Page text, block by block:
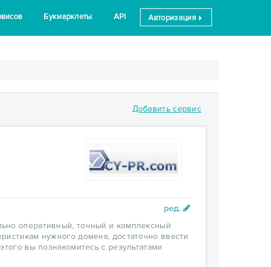
Букмарклеты API Авторизация
Добавить сервис
оперативный, точный и комплексный
нужного домена, достаточно ввести
вы познакомитесь с результатами